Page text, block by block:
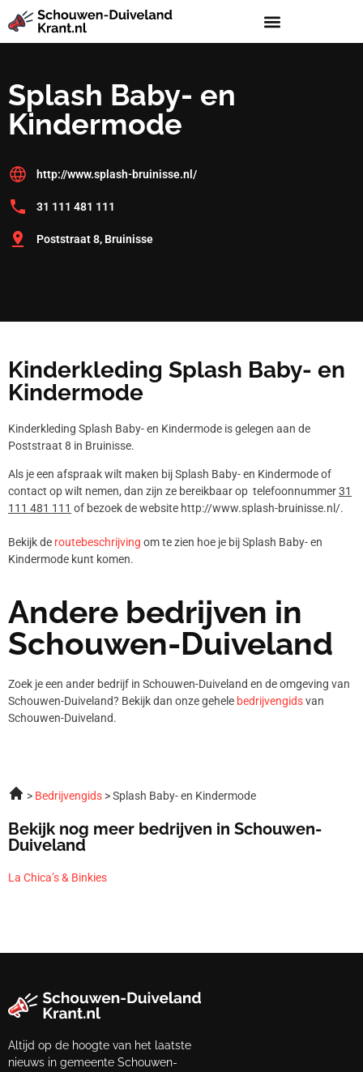
Splash Baby- en
Kindermode
http://www.splash-bruinisse.nl/
31 111 481 111
Poststraat 8, Bruinisse
Kinderkleding Splash Baby- en
Kindermode
Kinderkleding Splash Baby- en Kindermode is gelegen aan de
Poststraat 8 in Bruinisse.
Als je een afspraak wilt maken bij Splash Baby- en Kindermode of
contact op wilt nemen, dan zijn ze bereikbaar op telefoonnummer31
111 481 111 of bezoek de website http://www.splash-bruinisse.nl/.
Bekijk de routebeschrijving om te zien hoe je bij Splash Baby- en
Kindermode kunt komen.
Andere bedrijven in
Schouwen-Duiveland
Zoek je een ander bedrijf in Schouwen-Duiveland en de omgeving van
Schouwen-Duiveland? Bekijk dan onze gehele bedrijvengidsvan
Schouwen-Duiveland.
Bedrijvengids Splash Baby- en Kindermode
Bekijk nog meer bedrijven in Schouwen-
Duiveland
La Chica’s & Binkies
Altijd op de hoogte van het laatste
nieuws in gemeente Schouwen-